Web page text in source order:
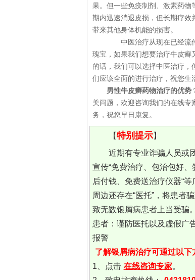
果。但一些免疫制剂、激素药物
期内迅速消退皮损，但长期疗效
带来其他身体机能的损害。
中医治疗从现在已经流
瑰宝，如果我们想要治疗牛皮癣
的话，我们可以选择中医治疗，
们应该全面的进行治疗，祝您生
男性牛皮癣药物治疗的优势
关问题，欢迎咨询我们的在线专
务，祝您早日康复。
【特别提示】
近期有专业诈骗人员或
宣传“免费治疗、包治包好
后付钱、免费送治疗仪器“
周边还存在“医托”，将患者
致无数银屑病患者上当受骗
患者：谨防医托以及虚假广
报警
了解银屑病治疗可通过以下
1、点击 在线咨询专家。